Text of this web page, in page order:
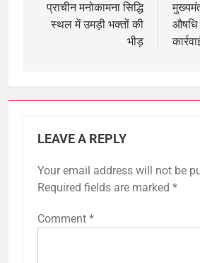
navigation
प्राचीन मनोकामना सिद्धि
स्थल में उमड़ी भक्तों की
भीड़
औषधि
LEAVE A REPLY
Your email address will not be
Required fields are marked *
Comment *